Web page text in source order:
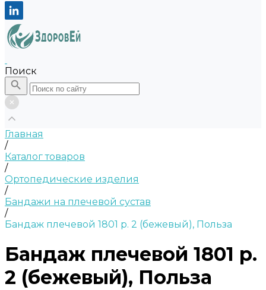
Поиск
Главная
/
Каталог товаров
/
Ортопедические изделия
/
Бандажи на плечевой сустав
/
Бандаж плечевой 1801 р. 2 (бежевый), Польза
Бандаж плечевой 1801 р.
2 (бежевый), Польза